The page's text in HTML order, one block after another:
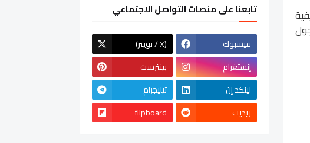
تابعنا على منصات التواصل الاجتماعي
فيسبوك
(تويتر / X)
إنستغرام
بينترست
لينكد إن
تيليجرام
ريديت
flipboard